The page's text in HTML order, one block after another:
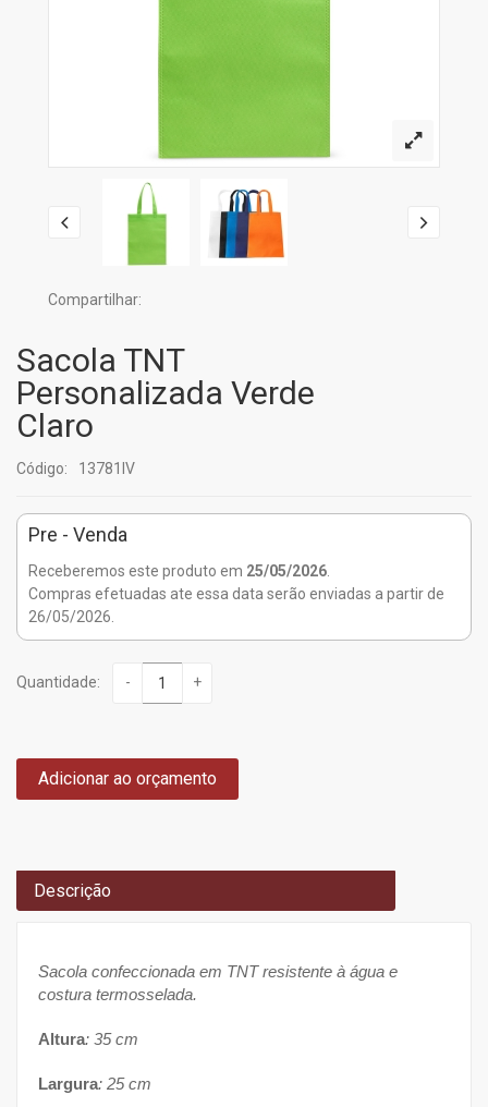
Compartilhar:
Sacola TNT
Personalizada Verde
Claro
Código: 13781IV
Pre - Venda
Receberemos este produto em 25/05/2026
Compras efetuadas ate essa data serão enviadas a partir de
26/05/2026.
Quantidade: - +
Adicionar ao orçamento
Descrição
Sacola confeccionada em TNT resistente à água e
costura termosselada.
Altura: 35 cm
Largura: 25 cm